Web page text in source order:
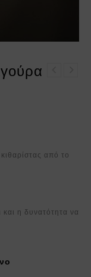
από το
η δυνατότητα να